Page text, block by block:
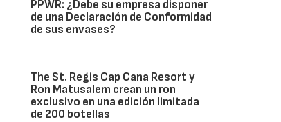
PPWR: ¿Debe su empresa disponer
de una Declaración de Conformidad
de sus envases?
The St. Regis Cap Cana Resort y
Ron Matusalem crean un ron
exclusivo en una edición limitada
de 200 botellas